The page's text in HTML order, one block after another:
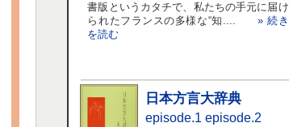
書版というカタチで、私たちの手元に届け
られたフランスの多様な“知....» 続き
を読む
日本方言大辞典
episode.1 episode.2